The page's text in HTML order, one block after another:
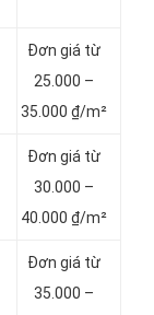
Đơn giá từ
25.000 –
35.000 ₫/m²
Đơn giá từ
30.000 –
40.000 ₫/m²
Đơn giá từ
35.000 –